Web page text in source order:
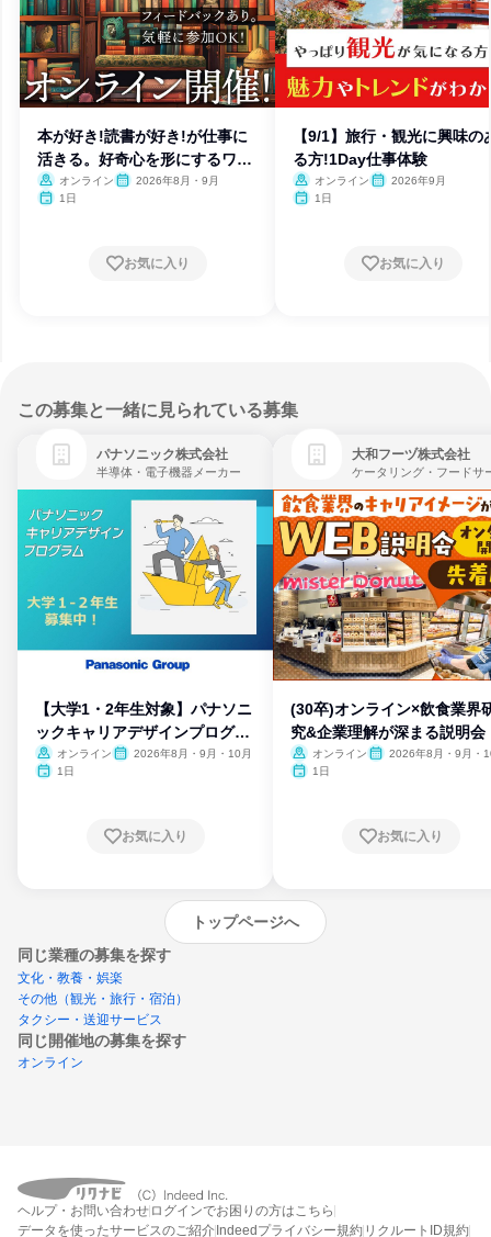
本が好き!読書が好き!が仕事に
活きる。好奇心を形にするワー
ク
オンライン
2026年8月・9月
1日
お気に入り
【9/1】旅行・観光に興味の
る方!1Day仕事体験
オンライン
2026年9月
1日
お気に入り
この募集と一緒に見られている募集
パナソニック株式会社
半導体・電子機器メーカー
【大学1・2年生対象】パナソニ
ックキャリアデザインプログラ
ム
オンライン
2026年8月・9月・10月
1日
お気に入り
大和フーヅ株式会社
(30卒)オンライン×飲食業界
究&企業理解が深まる説明会
オンライン
2026年8月・9月・
1日
お気に入り
トップページへ
同じ業種の募集を探す
文化・教養・娯楽
その他（観光・旅行・宿泊）
タクシー・送迎サービス
同じ開催地の募集を探す
オンライン
エントリーするとプログラムの詳細案内を
受け取れるようになります
ヘルプ・お問い合わせ ログインでお困りの方はこちら
データを使ったサービスのご紹介 Indeedプライバシー規約 リクルートID規約